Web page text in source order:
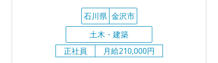
石川県 金沢市
土木・建築
正社員
月給210,000円